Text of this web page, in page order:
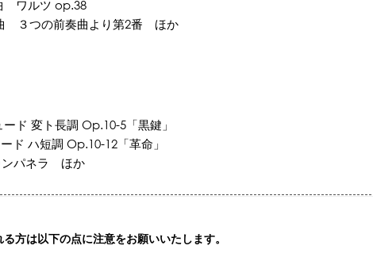
ルツ op.38
つの前奏曲より第2番 ほか
変ト長調 Op.10-5「黒鍵」
短調 Op.10-12「革命」
ネラ ほか
方は以下の点に注意をお願いいたします。